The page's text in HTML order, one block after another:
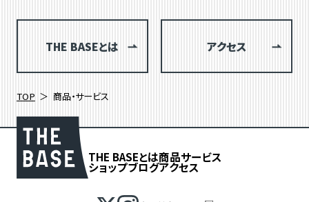
THE BASEとは アクセス
TOP 商品・サービス
THE BASEとは商品サービス
ショップブログアクセス